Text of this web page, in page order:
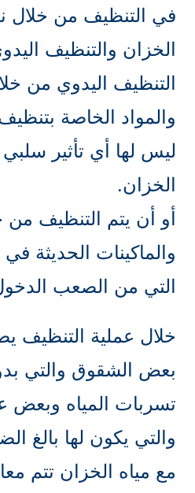
في التنظيف من خلال
الخزان والتنظيف
التنظيف اليدوي من
والمواد الخاصة
ليس لها أي تأثير
الخزان.
أو أن يتم التنظيف من
والماكينات الحديثة
التي من الصعب
خلال عملية التنظيف
بعض الشقوق والتي
تسربات المياه وبعض
والتي يكون لها بالغ
مع مياه الخزان تتم